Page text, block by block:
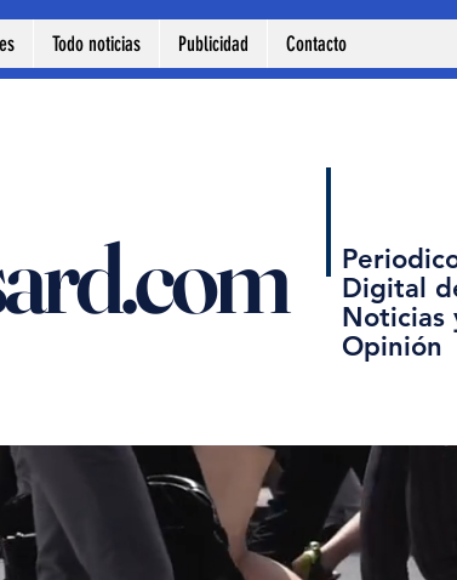
Todo noticias Publicidad Contacto
Digital
Noticias
Opinión